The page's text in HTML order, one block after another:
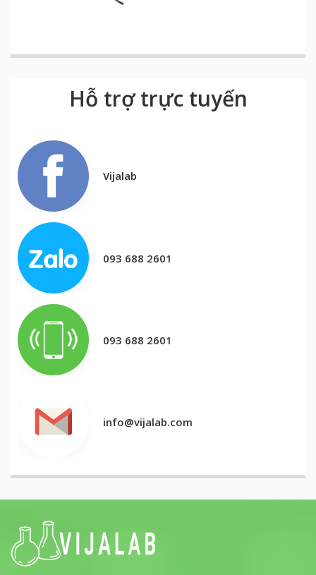
Hỗ trợ trực tuyến
Vijalab
093 688 2601
093 688 2601
info@vijalab.com